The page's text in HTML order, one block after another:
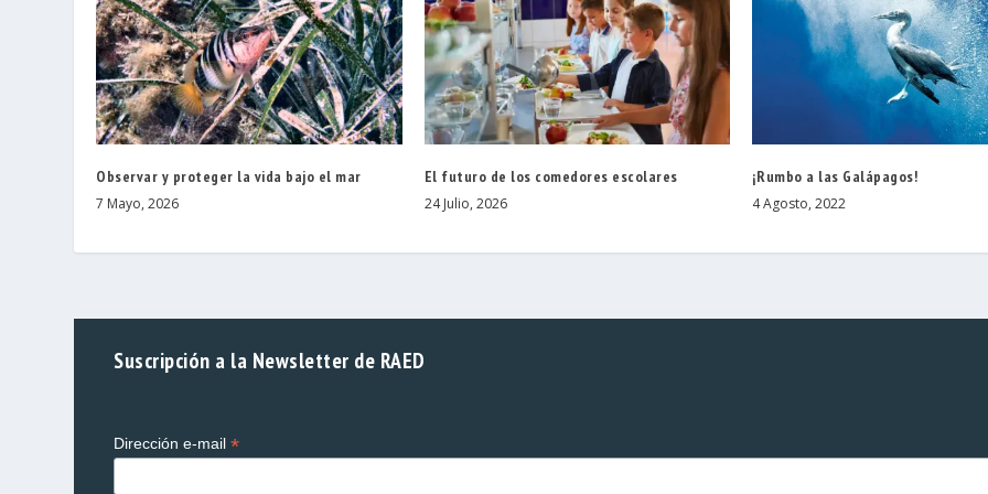
Observar y proteger la vida bajo el mar
7 Mayo, 2026
El futuro de los comedores escolares
24 Julio, 2026
¡Rumbo a las Galápagos!
4 Agosto, 2022
Suscripción a la Newsletter de RAED
Dirección e-mail*